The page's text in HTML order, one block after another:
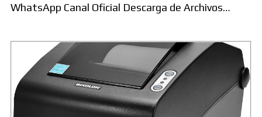
WhatsApp Canal Oficial Descarga de Archivos…